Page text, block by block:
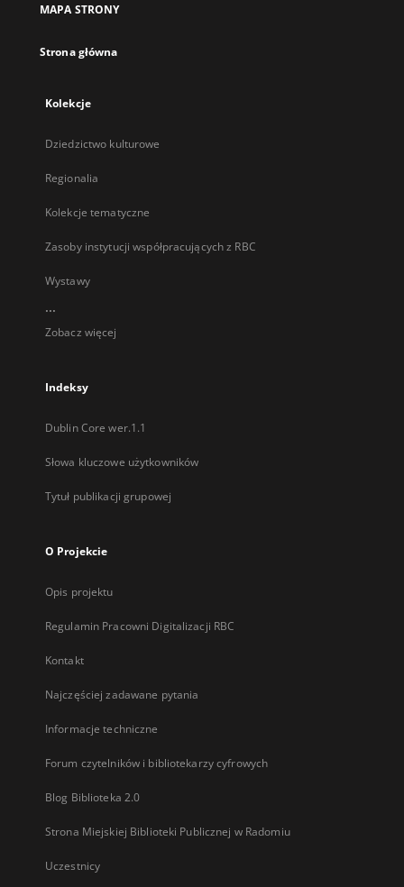
karcie
MAPA STRONY
Strona główna
Kolekcje
Dziedzictwo kulturowe
Regionalia
Kolekcje tematyczne
Zasoby instytucji współpracujących z RBC
Wystawy
...
Zobacz więcej
Indeksy
Dublin Core wer.1.1
Słowa kluczowe użytkowników
Tytuł publikacji grupowej
O Projekcie
Opis projektu
Regulamin Pracowni Digitalizacji RBC
Kontakt
Najczęściej zadawane pytania
Informacje techniczne
Forum czytelników i bibliotekarzy cyfrowych
Blog Biblioteka 2.0
Strona Miejskiej Biblioteki Publicznej w Radomiu
Uczestnicy